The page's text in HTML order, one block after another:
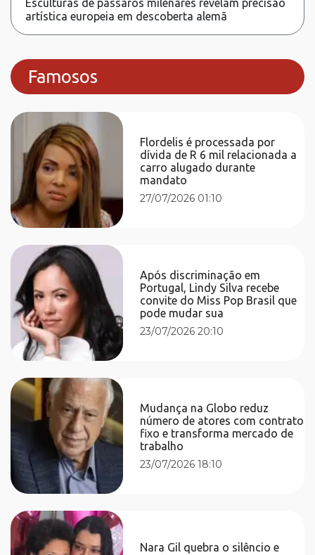
Esculturas de pássaros milenares revelam precisão
artística europeia em descoberta alemã
Famosos
Flordelis é processada por
dívida de R 6 mil relacionada a
carro alugado durante
mandato
27/07/2026 01:10
Após discriminação em
Portugal, Lindy Silva recebe
convite do Miss Pop Brasil que
pode mudar sua
23/07/2026 20:10
Mudança na Globo reduz
número de atores com contrato
fixo e transforma mercado de
trabalho
23/07/2026 18:10
Nara Gil quebra o silêncio e